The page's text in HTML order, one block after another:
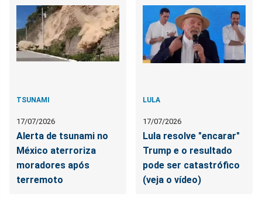
TSUNAMI
17/07/2026
Alerta de tsunami no
México aterroriza
moradores após
terremoto
LULA
17/07/2026
Lula resolve "encarar"
Trump e o resultado
pode ser catastrófico
(veja o vídeo)